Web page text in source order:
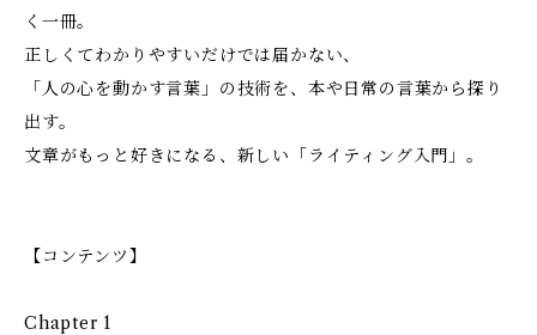
く一冊。
正しくてわかりやすいだけでは届かない、
「人の心を動かす言葉」の技術を、本や日常の言葉から探り
出す。
文章がもっと好きになる、新しい「ライティング入門」。
【コンテンツ】
Chapter 1